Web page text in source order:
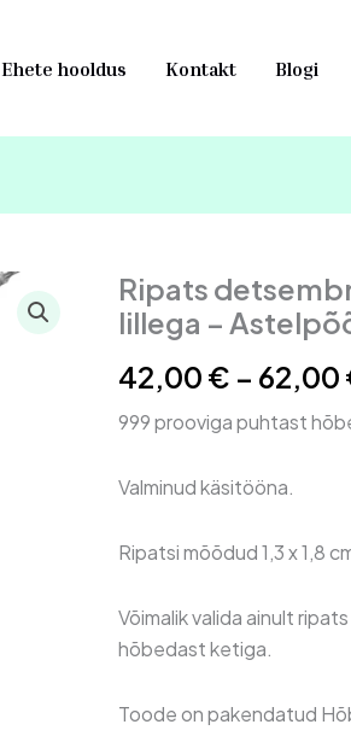
Ehete hooldus Kontakt Blogi
Ripats
lillega –
42,00 € – 62,00
999 prooviga puhtast
Valminud käsitööna.
Ripatsi mõõdud 1,3 x 1,8
Võimalik valida ainult
hõbedast ketiga.
Toode on pakendatud
Ripats
detsembri
sünnikuu
-
ehk
kogus